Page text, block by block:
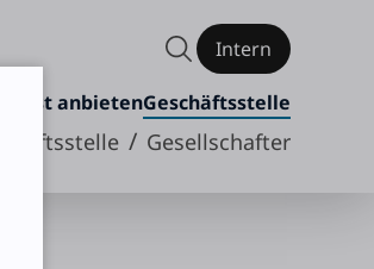
anbietenGeschäftsstelle
Intern
/ Gesellschafter